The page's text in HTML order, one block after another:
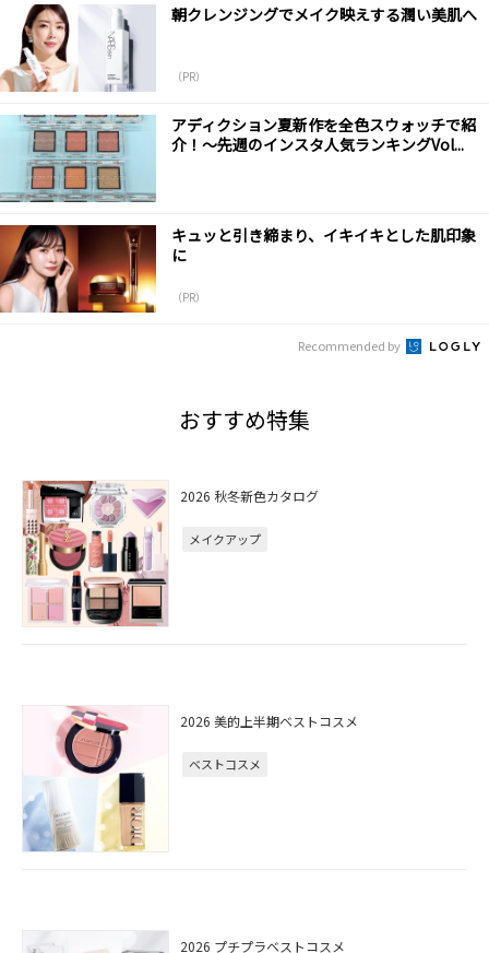
朝クレンジングでメイク映えする潤い美肌へ
（PR）
アディクション夏新作を全色スウォッチで紹
介！～先週のインスタ人気ランキングVol...
キュッと引き締まり、イキイキとした肌印象
に
（PR）
Recommended by
おすすめ特集
2026 秋冬新色カタログ
メイクアップ
2026 美的上半期ベストコスメ
ベストコスメ
2026 プチプラベストコスメ